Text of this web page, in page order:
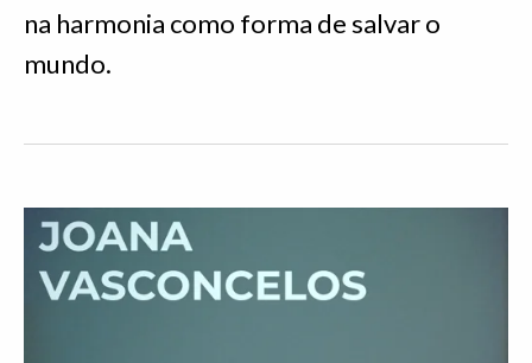
na harmonia como forma de salvar o
mundo.